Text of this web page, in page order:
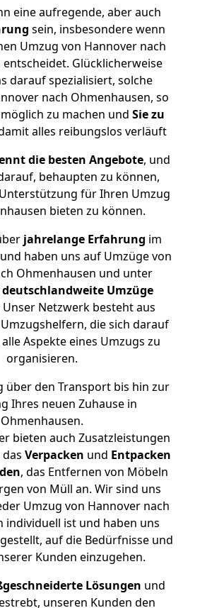
eine aufregende, aber auch
sein, insbesondere wenn
Umzug von Hannover nach
Glücklicherweise
darauf spezialisiert, solche
nach Ohmenhausen, so
zu machen und Sie zu
alles reibungslos verläuft
die besten Angebote, und
behaupten zu können,
für Ihren Umzug
bieten zu können.
jahrelange Erfahrung im
haben uns auf Umzüge von
Ohmenhausen und unter
deutschlandweite Umzüge
Unser Netzwerk besteht aus
die sich darauf
Aspekte eines Umzugs zu
organisieren.
über den Transport bis hin zur
Ihres neuen Zuhause in
Ohmenhausen.
bieten auch Zusatzleistungen
Verpacken und Entpacken
, das Entfernen von Möbeln
von Müll an. Wir sind uns
Umzug von Hannover nach
individuell ist und haben uns
auf die Bedürfnisse und
Kunden einzugehen.
Lösungen und
unseren Kunden den